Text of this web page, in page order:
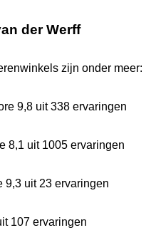
der Werff
zijn onder meer:
9,8 uit 338 ervaringen
8,1 uit 1005 ervaringen
9,3 uit 23 ervaringen
107 ervaringen